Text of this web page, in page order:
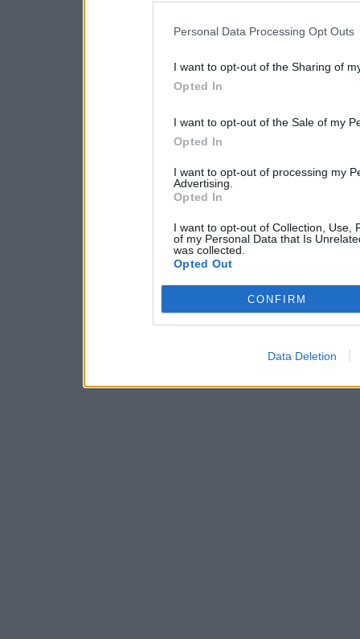
Personal Data Processing Opt Outs
I want to opt-out of the Sharing of
Opted In
I want to opt-out of the Sale of my
Opted In
I want to opt-out of processing my
Advertising.
Opted In
I want to opt-out of Collection, Use,
of my Personal Data that Is
was collected.
Opted Out
CONFIRM
Data Deletion